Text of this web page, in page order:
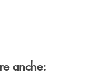
anche: